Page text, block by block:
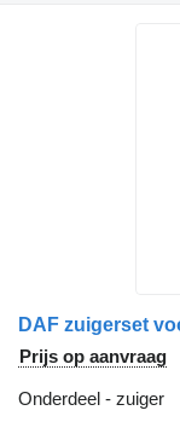
DAF zuigerset
Prijs op aanvraag
Onderdeel - zuiger